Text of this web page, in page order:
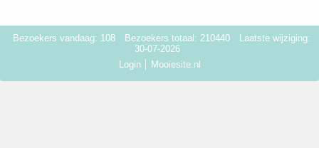
Bezoekers vandaag: 108 Bezoekers totaal: 210440
Laatste wijziging:
30-07-2026
Login
Mooiesite.nl